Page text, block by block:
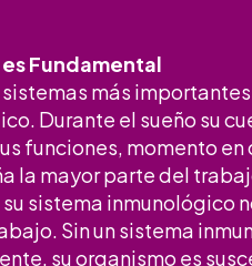
Fundamental
sistemas más
Durante el sueño su
funciones, momento
la mayor parte del
sistema inmunológico
Sin un sistema
su organismo es